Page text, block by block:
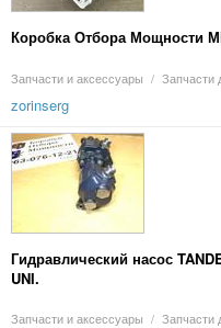
Коробка Отбора Мощности
Запчасти и аксессуары / Запчасти
zorinserg
Гидравлический насос
UNI.
Запчасти и аксессуары / Запчасти